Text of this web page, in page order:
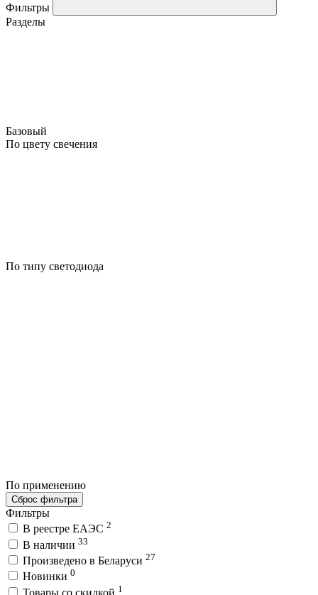
Фильтры
Разделы
Базовый
По цвету свечения
По типу светодиода
По применению
Сброс фильтра
Фильтры
В реестре ЕАЭС 2
В наличии 33
Произведено в Беларуси 27
Новинки 0
Товары со скидкой 1